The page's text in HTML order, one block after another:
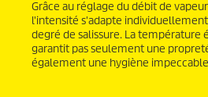
Grâce au réglage du débit de
l'intensité s'adapte
degré de salissure. La température
garantit pas seulement une
également une hygiène